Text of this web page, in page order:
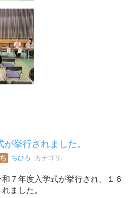
挙行されました。
ちひろ カテゴリ:
７年度入学式が挙行され、１６
ました。